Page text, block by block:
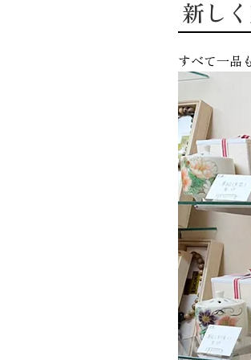
新し
すべて一品